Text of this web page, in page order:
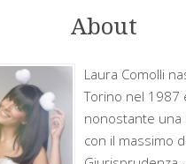
About
Laura Comolli
Torino nel 1987
nonostante una
con il massimo